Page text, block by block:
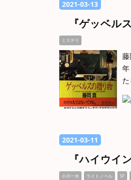
2021-03-13
『ゲッベル
ミステリ
2021-03-11
『ハイウイ
小川一水 ライトノベル SF